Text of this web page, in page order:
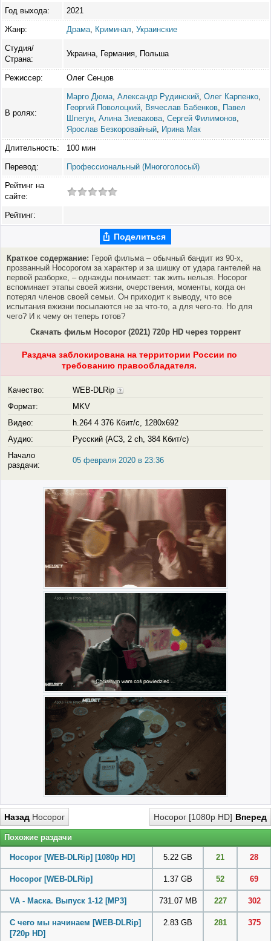
Год выхода: 2021
Жанр: Драма Криминал Украинские
Студия/
Страна:
Украина, Германия, Польша
Режиссер: Олег Сенцов
В ролях:
Марго Дюма Александр Рудинский Олег Карпенко
Георгий Поволоцкий
Вячеслав Бабенков
Павел
Шпегун Алина Зиевакова Сергей Филимонов
Ярослав Безкоровайный
Ирина Мак
Длительность: 100 мин
Перевод: Профессиональный (Многоголосый)
Рейтинг на
сайте:
Рейтинг:
Поделиться
Краткое содержание: Герой фильма – обычный бандит из 90-х,
прозванный Носорогом за характер и за шишку от удара гантелей на
первой разборке, – однажды понимает: так жить нельзя. Носорог
вспоминает этапы своей жизни, очерствения, моменты, когда он
потерял членов своей семьи. Он приходит к выводу, что все
испытания вжизни посылаются не за что-то, а для чего-то. Но для
чего? И к чему он теперь готов?
Скачать фильм Носорог (2021) 720p HD через торрент
Раздача заблокирована на территории России по
требованию правообладателя.
Качество:
WEB-DLRip
Формат:
MKV
Видео:
h.264 4 376 Кбит/с, 1280x692
Аудио:
Русский (AC3, 2 ch, 384 Кбит/с)
Начало
раздачи:
05 февраля 2020 в 23:36
Назад Носорог Вперед
Носорог [1080p HD]
Похожие раздачи
Носорог [WEB-DLRip] [1080p HD] 5.22 GB 21 28
Носорог [WEB-DLRip] 1.37 GB 52 69
VA - Маска. Выпуск 1-12 [MP3] 731.07 MB 227 302
С чего мы начинаем [WEB-DLRip]
[720p HD]
2.83 GB 281 375